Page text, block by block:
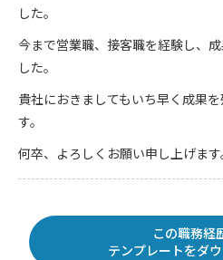
した。
今まで営業職、接客職を経験し、
した。
貴社におきましてもいち早く成果
す。
何卒、よろしくお願い申し上げます
この職務経
テンプレートをダ